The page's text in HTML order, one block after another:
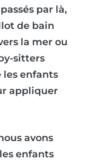
par là,
de bain
la mer ou
sitters
les enfants
appliquer
avons
enfants